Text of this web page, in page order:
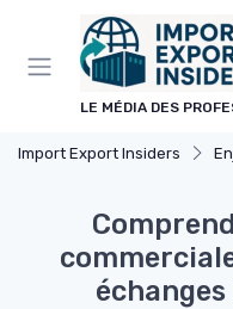
LE MÉDIA DES
Import Export Insiders
Panneau de gestion des